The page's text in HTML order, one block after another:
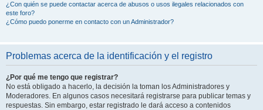
¿Con quién se puede contactar acerca de abusos o usos ilegales relacionados con
este foro?
¿Cómo puedo ponerme en contacto con un Administrador?
Problemas acerca de la identificación y el registro
¿Por qué me tengo que registrar?
No está obligado a hacerlo, la decisión la toman los Administradores y
Moderadores. En algunos casos necesitará registrarse para publicar temas y
respuestas. Sin embargo, estar registrado le dará acceso a contenidos